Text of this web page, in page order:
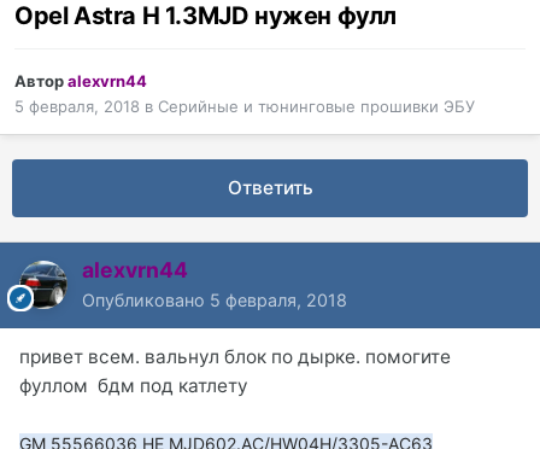
Opel Astra H 1.3MJD нужен фулл
Авторalexvrn44
5 февраля, 2018 в Серийные и тюнинговые прошивки ЭБУ
Ответить
alexvrn44
Опубликовано 5 февраля, 2018
привет всем. вальнул блок по дырке. помогите
фуллом бдм под катлету
GM 55566036 HE MJD602.AC/HW04H/3305-AC63